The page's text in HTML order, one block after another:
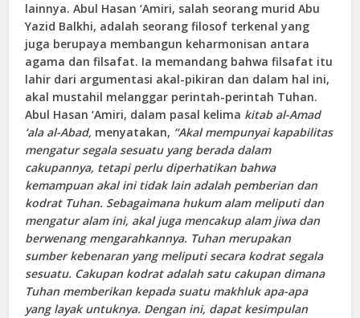
lainnya. Abul Hasan ‘Amiri, salah seorang murid Abu
Yazid Balkhi, adalah seorang filosof terkenal yang
juga berupaya membangun keharmonisan antara
agama dan filsafat. Ia memandang bahwa filsafat itu
lahir dari argumentasi akal-pikiran dan dalam hal ini,
akal mustahil melanggar perintah-perintah Tuhan.
Abul Hasan ‘Amiri, dalam pasal kelima kitab al-Amad
‘ala al-Abad, menyatakan, “Akal mempunyai kapabilitas
mengatur segala sesuatu yang berada dalam
cakupannya, tetapi perlu diperhatikan bahwa
kemampuan akal ini tidak lain adalah pemberian dan
kodrat Tuhan. Sebagaimana hukum alam meliputi dan
mengatur alam ini, akal juga mencakup alam jiwa dan
berwenang mengarahkannya. Tuhan merupakan
sumber kebenaran yang meliputi secara kodrat segala
sesuatu. Cakupan kodrat adalah satu cakupan dimana
Tuhan memberikan kepada suatu makhluk apa-apa
yang layak untuknya. Dengan ini, dapat kesimpulan